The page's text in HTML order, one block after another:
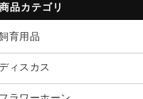
商品カテゴリ
育用品
ィスカス